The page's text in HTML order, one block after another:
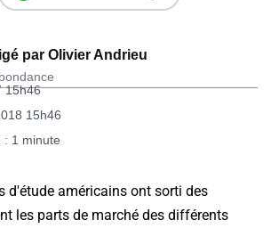
par Olivier Andrieu
15h46
15h46
: 1 minute
d'étude américains ont sorti des
les parts de marché des différents